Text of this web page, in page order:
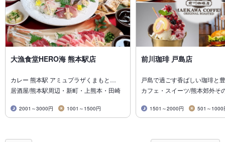
大漁食堂HERO海 熊本駅店
カレー 熊本駅 アミュプラザくまもと…
居酒屋/熊本駅周辺・新町・上熊本・田崎
2001～3000円 1001～1500円
前川珈琲 戸島店
戸島で過ごす香ばしい珈琲と
カフェ・スイーツ/熊本郊外そ
1501～2000円 501～1000